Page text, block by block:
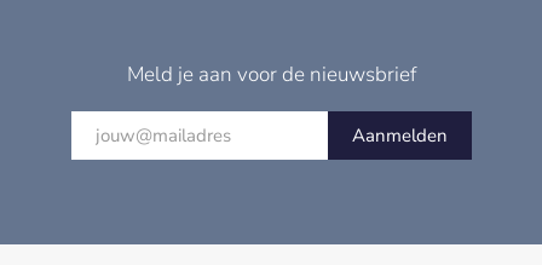
Meld je aan voor de nieuwsbrief
Aanmelden